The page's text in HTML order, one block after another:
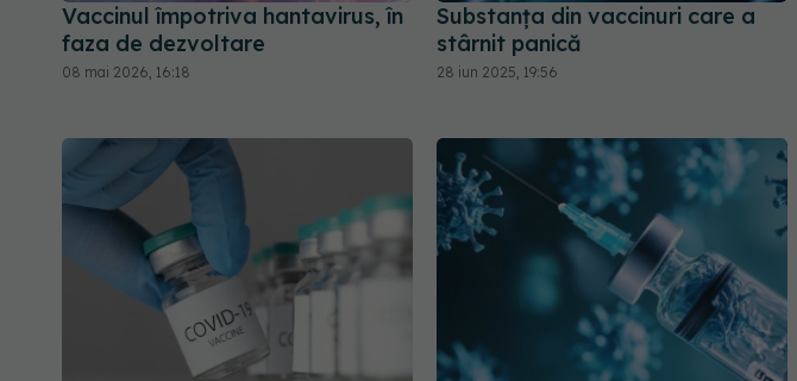
Vaccinul împotriva hantavirus, în
faza de dezvoltare
08 mai 2026, 16:18
Substanța din vaccinuri care a
stârnit panică
28 iun 2025, 19:56